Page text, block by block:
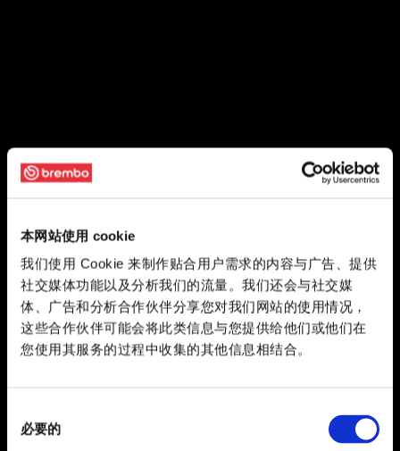
本网站使用 cookie
我们使用 Cookie 来制作贴合用户需求的内容与广告、提供
社交媒体功能以及分析我们的流量。我们还会与社交媒
体、广告和分析合作伙伴分享您对我们网站的使用情况，
这些合作伙伴可能会将此类信息与您提供给他们或他们在
您使用其服务的过程中收集的其他信息相结合。
必要的